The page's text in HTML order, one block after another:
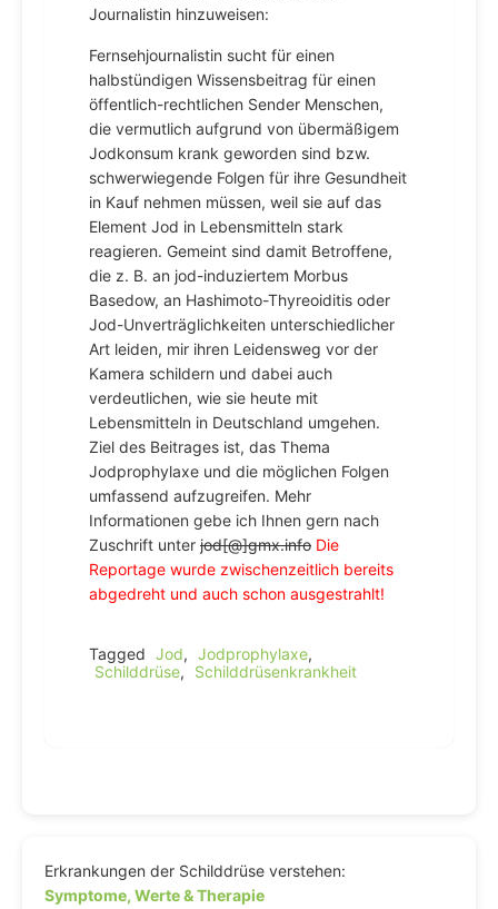
Journalistin hinzuweisen:
Fernsehjournalistin sucht für einen
halbstündigen Wissensbeitrag für einen
öffentlich-rechtlichen Sender Menschen,
die vermutlich aufgrund von übermäßigem
Jodkonsum krank geworden sind bzw.
schwerwiegende Folgen für ihre Gesundheit
in Kauf nehmen müssen, weil sie auf das
Element Jod in Lebensmitteln stark
reagieren. Gemeint sind damit Betroffene,
die z. B. an jod-induziertem Morbus
Basedow, an Hashimoto-Thyreoiditis oder
Jod-Unverträglichkeiten unterschiedlicher
Art leiden, mir ihren Leidensweg vor der
Kamera schildern und dabei auch
verdeutlichen, wie sie heute mit
Lebensmitteln in Deutschland umgehen.
Ziel des Beitrages ist, das Thema
Jodprophylaxe und die möglichen Folgen
umfassend aufzugreifen. Mehr
Informationen gebe ich Ihnen gern nach
Zuschrift unter jod[@]gmx.info Die
Reportage wurde zwischenzeitlich bereits
abgedreht und auch schon ausgestrahlt!
Tagged Jod, Jodprophylaxe,
Schilddrüse, Schilddrüsenkrankheit
Erkrankungen der Schilddrüse verstehen:
Symptome, Werte & Therapie